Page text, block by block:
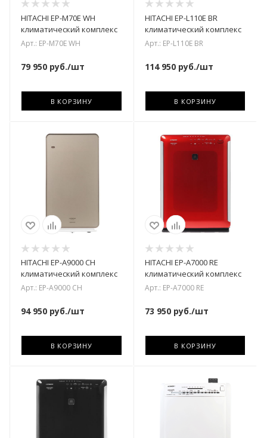
HITACHI EP-M70E WH
климатический комплекс
Арт.: EP-M70E WH
79 950 руб./шт
В КОРЗИНУ
HITACHI EP-L110E BR
климатический комплекс
Арт.: EP-L110E BR
114 950руб./шт
В КОРЗИНУ
HITACHI EP-A9000 CH
климатический комплекс
Арт.: EP-A9000 CH
94 950 руб./шт
В КОРЗИНУ
HITACHI EP-A7000 RE
климатический комплекс
Арт.: EP-A7000 RE
73 950руб./шт
В КОРЗИНУ